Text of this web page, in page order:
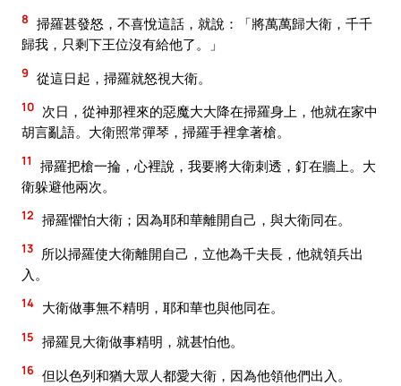
8 掃羅甚發怒，不喜悅這話，就說：「將萬萬歸大衛，千千
歸我，只剩下王位沒有給他了。」
9 從這日起，掃羅就怒視大衛。
10 次日，從神那裡來的惡魔大大降在掃羅身上，他就在家中
胡言亂語。大衛照常彈琴，掃羅手裡拿著槍。
11
掃羅把槍一掄，心裡說，我要將大衛刺透，釘在牆上。大
衛躲避他兩次。
12 掃羅懼怕大衛；因為耶和華離開自己，與大衛同在。
13
所以掃羅使大衛離開自己，立他為千夫長，他就領兵出
入。
14 大衛做事無不精明，耶和華也與他同在。
15 掃羅見大衛做事精明，就甚怕他。
16 但以色列和猶大眾人都愛大衛，因為他領他們出入。